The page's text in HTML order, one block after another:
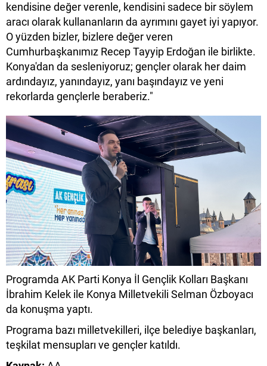
kendisine değer verenle, kendisini sadece bir söylem
aracı olarak kullananların da ayrımını gayet iyi yapıyor.
O yüzden bizler, bizlere değer veren
Cumhurbaşkanımız Recep Tayyip Erdoğan ile birlikte.
Konya'dan da sesleniyoruz; gençler olarak her daim
ardındayız, yanındayız, yanı başındayız ve yeni
rekorlarda gençlerle beraberiz."
Programda AK Parti Konya İl Gençlik Kolları Başkanı
İbrahim Kelek ile Konya Milletvekili Selman Özboyacı
da konuşma yaptı.
Programa bazı milletvekilleri, ilçe belediye başkanları,
teşkilat mensupları ve gençler katıldı.